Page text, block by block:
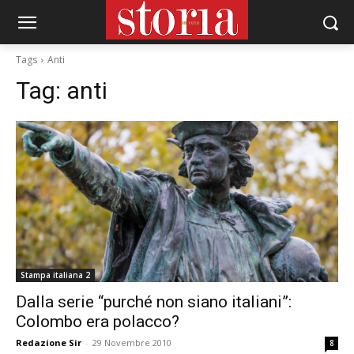
Tags Anti
Tag: anti
Stampa italiana 2
Dalla serie “purché non siano italiani”:
Colombo era polacco?
Redazione Sir - 29 Novembre 2010 8